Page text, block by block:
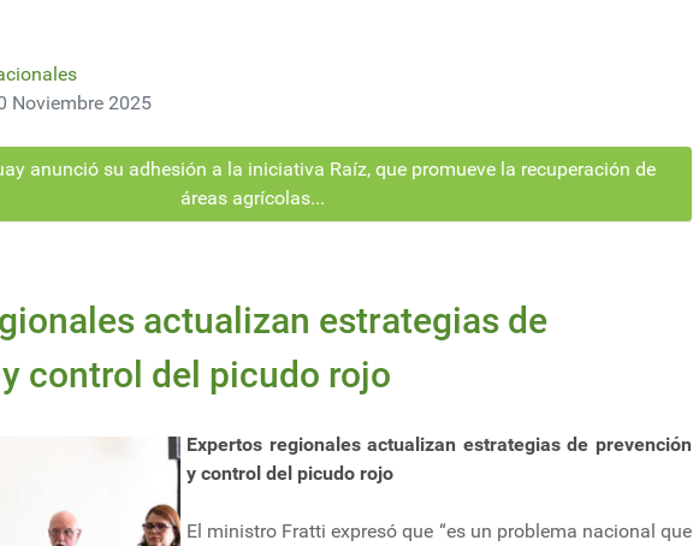
Noviembre 2025
anunció su adhesión a la iniciativa Raíz, que promueve la recuperación de
áreas agrícolas...
actualizan estrategias de
control del picudo rojo
Expertos regionales actualizan estrategias de prevención
y control del picudo rojo
El ministro Fratti expresó que “es un problema nacional que